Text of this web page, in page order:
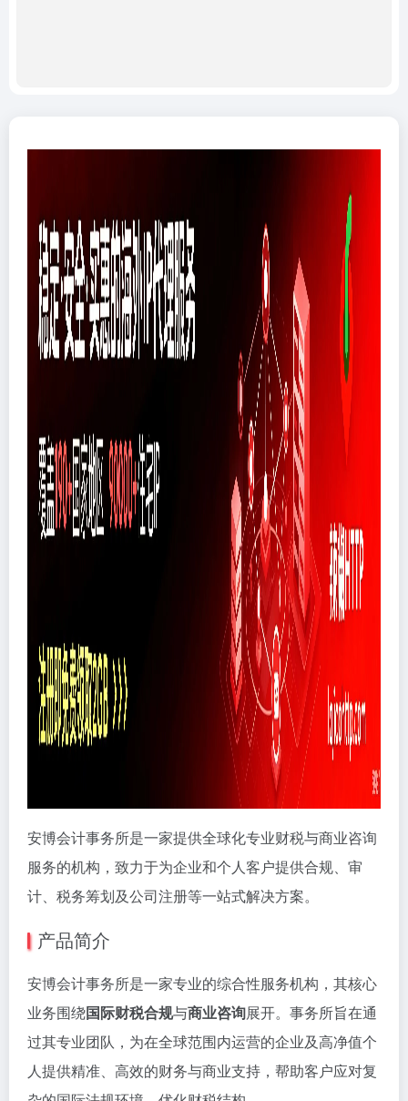
安博会计事务所是一家提供全球化专业财税与商业咨询
服务的机构，致力于为企业和个人客户提供合规、审
计、税务筹划及公司注册等一站式解决方案。
产品简介
安博会计事务所是一家专业的综合性服务机构，其核心
业务围绕国际财税合规与商业咨询展开。事务所旨在通
过其专业团队，为在全球范围内运营的企业及高净值个
人提供精准、高效的财务与商业支持，帮助客户应对复